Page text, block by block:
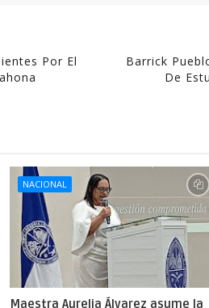
Por El
Barrick
De
NACIONAL
Maestra Aurelia Álvarez asume la